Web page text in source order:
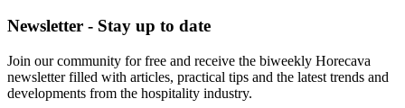
Newsletter - Stay up to date
Join our community for free and receive the biweekly Horecava
newsletter filled with articles, practical tips and the latest trends and
developments from the hospitality industry.